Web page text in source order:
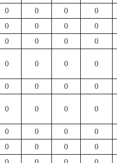
0 0 0 0
0 0 0 0
0 0 0 0
0 0 0 0
0 0 0 0
0 0 0 0
0 0 0 0
0 0 0 0